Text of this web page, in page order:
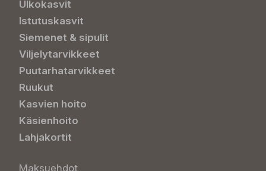
Ulkokasvit
Istutuskasvit
Siemenet & sipulit
Viljelytarvikkeet
Puutarhatarvikkeet
Ruukut
Kasvien hoito
Käsienhoito
Lahjakortit
Maksuehdot